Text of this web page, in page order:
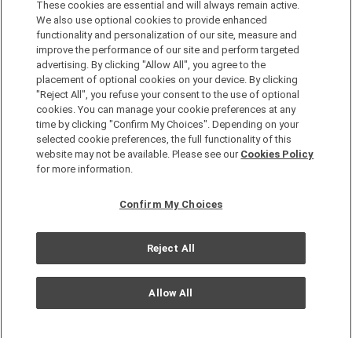
趣。只要申請成為One Harmony會員，即可享受各種專屬優惠。
申請加入會員，請點擊此處
Copyright © Okura Nikko Hotel Management Co., Ltd. All
個人信息保護方針
網站策略
These cookies are essential and will always remain active.
We also use optional cookies to provide enhanced
functionality and personalization of our site, measure and
improve the performance of our site and perform targeted
advertising. By clicking "Allow All", you agree to the
placement of optional cookies on your device. By clicking
"Reject All", you refuse your consent to the use of optional
cookies. You can manage your cookie preferences at any
time by clicking "Confirm My Choices". Depending on your
selected cookie preferences, the full functionality of this
website may not be available. Please see our Cookies Policy
for more information.
Confirm My Choices
Reject All
Allow All